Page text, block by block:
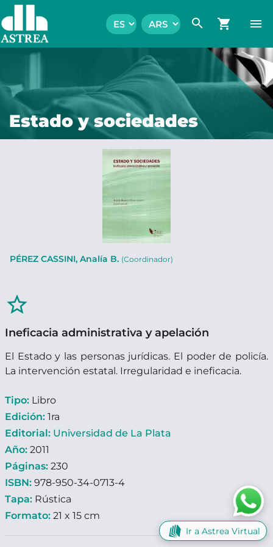
search shopping_cart menu
Estado y sociedades
PÉREZ CASSINI, Analía B. (Coordinador)
star_border
Ineficacia administrativa y apelación
El Estado y las personas jurídicas. El poder de policía.
La intervención estatal. Irregularidad e ineficacia.
Tipo: Libro
Edición: 1ra
Editorial: Universidad de La Plata
Año: 2011
Páginas: 230
ISBN: 978-950-34-0713-4
Tapa: Rústica
Formato: 21 x 15 cm
Ir a Astrea Virtual